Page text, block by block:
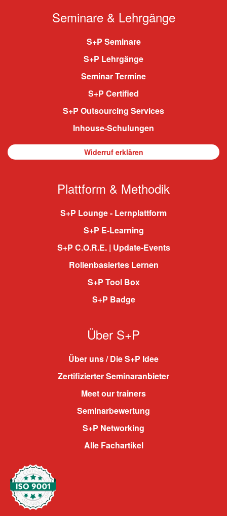
Seminare & Lehrgänge
S+P Seminare
S+P Lehrgänge
Seminar Termine
S+P Certified
S+P Outsourcing Services
Inhouse-Schulungen
Widerruf erklären
Plattform & Methodik
S+P Lounge - Lernplattform
S+P E-Learning
S+P C.O.R.E. | Update-Events
Rollenbasiertes Lernen
S+P Tool Box
S+P Badge
Über S+P
Über uns / Die S+P Idee
Zertifizierter Seminaranbieter
Meet our trainers
Seminarbewertung
S+P Networking
Alle Fachartikel